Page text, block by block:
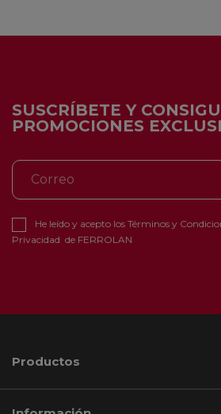
SUSCRÍBETE Y
PROMOCIONES
He leído y acepto los Términos y
Privacidad de FERROLAN
Productos